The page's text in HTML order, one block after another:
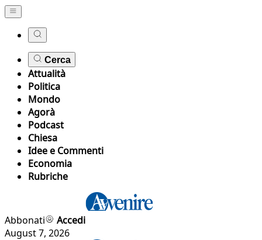
Cerca
Attualità
Politica
Mondo
Agorà
Podcast
Chiesa
Idee e Commenti
Economia
Rubriche
Abbonati
Accedi
August 7, 2026